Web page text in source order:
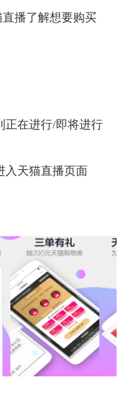
播了解想要购买
正在进行/即将进行
入天猫直播页面